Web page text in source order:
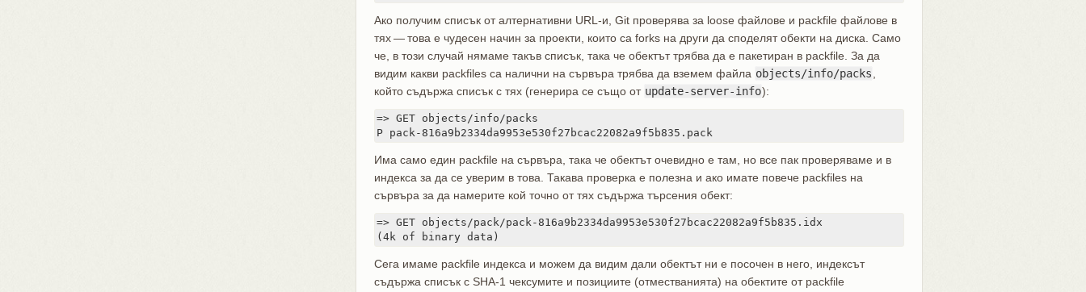
Ако получим списък от алтернативни URL-и, Git проверява за loose файлове и packfile файлове в
тях — това е чудесен начин за проекти, които са forks на други да споделят обекти на диска. Само
че, в този случай нямаме такъв списък, така че обектът трябва да е пакетиран в packfile. За да
видим какви packfiles са налични на сървъра трябва да вземем файла objects/info/packs
който съдържа списък с тях (генерира се също от update-server-info):
=> GET objects/info/packs
P pack-816a9b2334da9953e530f27bcac22082a9f5b835.pack
Има само един packfile на сървъра, така че обектът очевидно е там, но все пак проверяваме и в
индекса за да се уверим в това. Такава проверка е полезна и ако имате повече packfiles на
сървъра за да намерите кой точно от тях съдържа търсения обект:
=> GET objects/pack/pack-816a9b2334da9953e530f27bcac22082a9f5b835.idx
(4k of binary data)
Сега имаме packfile индекса и можем да видим дали обектът ни е посочен в него, индексът
съдържа списък с SHA-1 чексумите и позициите (отместванията) на обектите от packfile